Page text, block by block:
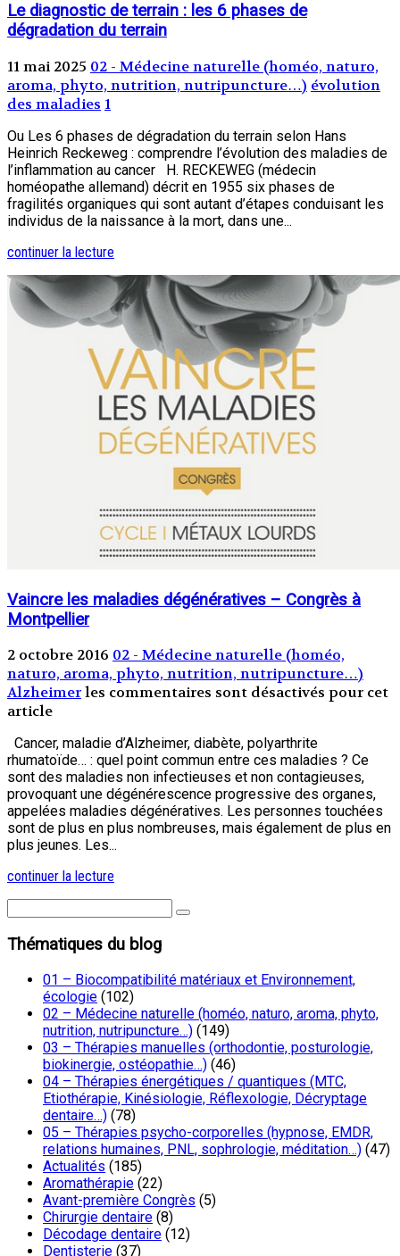
Le diagnostic de terrain : les 6 phases de
dégradation du terrain
11 mai 2025 02 - Médecine naturelle (homéo, naturo,
aroma, phyto, nutrition, nutripuncture…) évolution
des maladies 1
Ou Les 6 phases de dégradation du terrain selon Hans
Heinrich Reckeweg : comprendre l’évolution des maladies de
l’inflammation au cancer H. RECKEWEG (médecin
homéopathe allemand) décrit en 1955 six phases de
fragilités organiques qui sont autant d’étapes conduisant les
individus de la naissance à la mort, dans une...
continuer la lecture
Vaincre les maladies dégénératives – Congrès à
Montpellier
2 octobre 2016 02 - Médecine naturelle (homéo,
naturo, aroma, phyto, nutrition, nutripuncture…)
Alzheimerles commentaires sont désactivés pour cet
article
Cancer, maladie d’Alzheimer, diabète, polyarthrite
rhumatoïde… : quel point commun entre ces maladies ? Ce
sont des maladies non infectieuses et non contagieuses,
provoquant une dégénérescence progressive des organes,
appelées maladies dégénératives. Les personnes touchées
sont de plus en plus nombreuses, mais également de plus en
plus jeunes. Les...
continuer la lecture
Thématiques du blog
01 – Biocompatibilité matériaux et Environnement,
écologie (102)
02 – Médecine naturelle (homéo, naturo, aroma, phyto,
nutrition, nutripuncture…) (149)
03 – Thérapies manuelles (orthodontie, posturologie,
biokinergie, ostéopathie…) (46)
04 – Thérapies énergétiques / quantiques (MTC,
Etiothérapie, Kinésiologie, Réflexologie, Décryptage
dentaire…) (78)
05 – Thérapies psycho-corporelles (hypnose, EMDR,
relations humaines, PNL, sophrologie, méditation…) (47)
Actualités (185)
Aromathérapie (22)
Avant-première Congrès (5)
Chirurgie dentaire (8)
Décodage dentaire (12)
Dentisterie (37)